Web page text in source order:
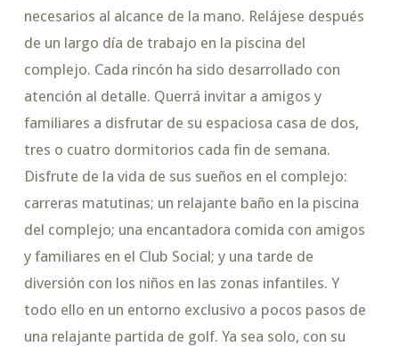
necesarios al alcance de la mano. Relájese después
de un largo día de trabajo en la piscina del
complejo. Cada rincón ha sido desarrollado con
atención al detalle. Querrá invitar a amigos y
familiares a disfrutar de su espaciosa casa de dos,
tres o cuatro dormitorios cada fin de semana.
Disfrute de la vida de sus sueños en el complejo:
carreras matutinas; un relajante baño en la piscina
del complejo; una encantadora comida con amigos
y familiares en el Club Social; y una tarde de
diversión con los niños en las zonas infantiles. Y
todo ello en un entorno exclusivo a pocos pasos de
una relajante partida de golf. Ya sea solo, con su